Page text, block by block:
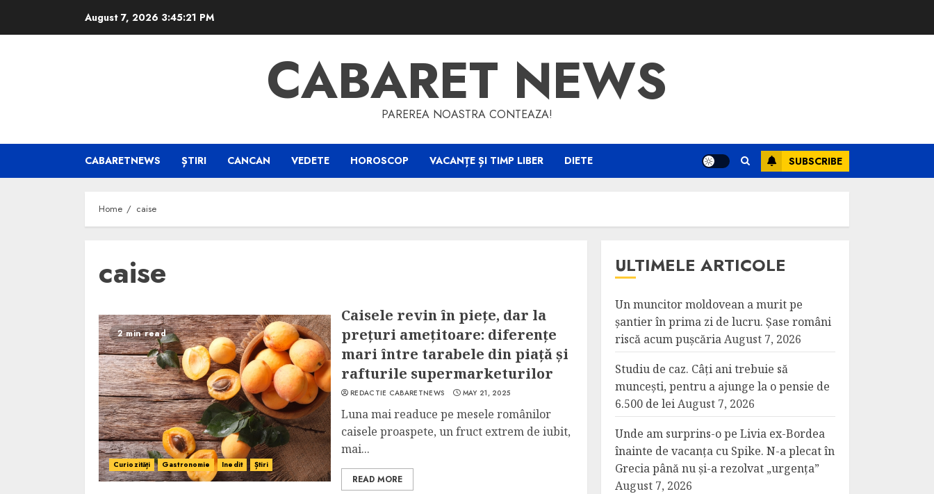
August 7, 2026 3:45:22 PM
CABARET NEWS
PAREREA NOASTRA CONTEAZA!
CABARETNEWS ȘTIRI CANCAN VEDETE HOROSCOP VACANȚE ȘI TIMP LIBER DIETE SUBSCRIBE
Home caise
caise
2 min read
Curiozități Gastronomie Inedit Știri
Caisele revin în piețe, dar la
prețuri amețitoare: diferențe
mari între tarabele din piață și
rafturile supermarketurilor
REDACTIE CABARETNEWS MAY 21, 2025
Luna mai readuce pe mesele românilor
caisele proaspete, un fruct extrem de iubit,
mai...
READ MORE
ULTIMELE ARTICOLE
Un muncitor moldovean a murit pe
șantier în prima zi de lucru. Șase români
riscă acum pușcăriaAugust 7, 2026
Studiu de caz. Câți ani trebuie să
muncești, pentru a ajunge la o pensie de
6.500 de leiAugust 7, 2026
Unde am surprins-o pe Livia ex-Bordea
înainte de vacanța cu Spike. N-a plecat în
Grecia până nu și-a rezolvat „urgența”
August 7, 2026